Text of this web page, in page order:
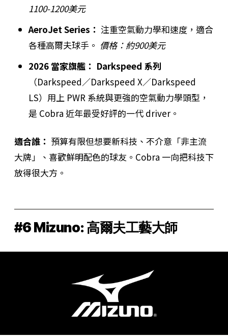
1100-1200美元
AeroJet Series： 注重空氣動力學和速度，適合
各種高爾夫球手。 價格：約900美元
2026 當家旗艦： Darkspeed 系列
（Darkspeed／Darkspeed X／Darkspeed
LS）用上 PWR 系統與更強的空氣動力學頭型，
是 Cobra 近年最受好評的一代 driver。
適合誰： 預算有限但想要新科技、不介意「非主流
大牌」、喜歡鮮明配色的球友。Cobra 一向把科技下
放得很大方。
#6 Mizuno: 高爾夫工藝大師